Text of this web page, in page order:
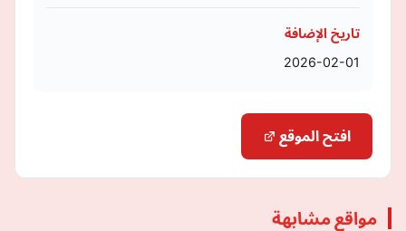
تاريخ الإضافة
2026-02-01
افتح الموقع
مواقع مشابهة